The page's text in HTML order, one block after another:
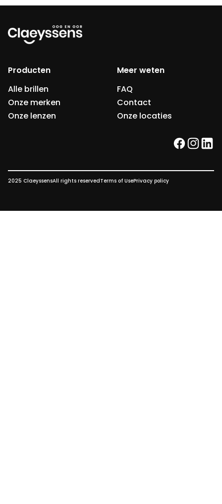
Producten
Alle brillen
Onze merken
Onze lenzen
Meer weten
FAQ
Contact
Onze locaties
facebook
2025 ClaeyssensAll rights reservedTerms of UsePrivacy policy